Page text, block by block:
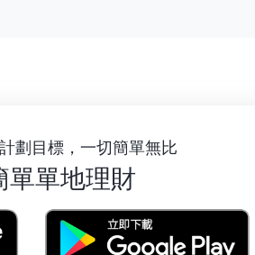
劃目標，一切簡單無比
單單地理財